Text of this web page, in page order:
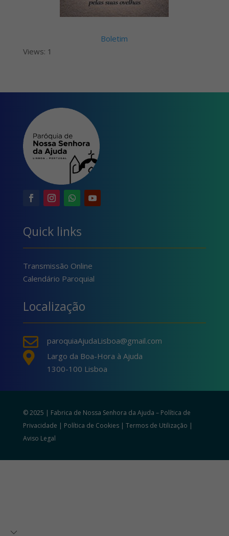
Boletim
Views: 1
Quick links
Transmissão Online
Calendário Paroquial
Localização
 paroquiaAjudaLisboa@gmail.com

Largo da Boa-Hora à Ajuda
1300-100 Lisboa
© 2025 | Fabrica de Nossa Senhora da Ajuda – Política de
Privacidade | Política de Cookies| Termos de Utilização |
Aviso Legal